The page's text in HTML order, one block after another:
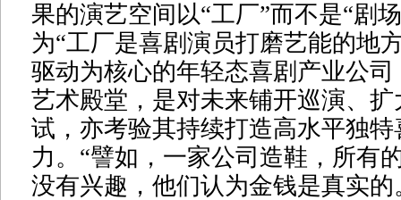
果的演艺空间以“工厂”而不是“剧
为“工厂是喜剧演员打磨艺能的地
驱动为核心的年轻态喜剧产业公
艺术殿堂，是对未来铺开巡演、
试，亦考验其持续打造高水平独
力。“譬如，一家公司造鞋，所有
没有兴趣，他们认为金钱是真实